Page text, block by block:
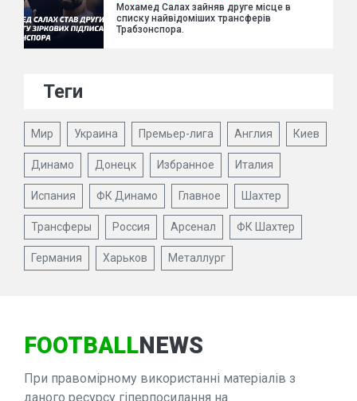
Мохамед Салах зайняв друге місце в
списку найвідоміших трансферів
Трабзонспора.
Теги
Мир Украина Премьер-лига Англия Киев
Динамо Донецк Избранное Италия
Испания ФК Динамо Главное Шахтер
Трансферы Россия Арсенал ФК Шахтер
Германия Харьков Металлург
FOOTBALLNEWS
При правомірному використанні матеріалів з
даного ресурсу гіперпосилання на